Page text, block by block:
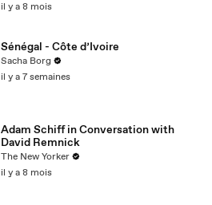
il y a 8 mois
Sénégal - Côte d’Ivoire
Sacha Borg
il y a 7 semaines
Adam Schiff in Conversation with
David Remnick
The New Yorker
il y a 8 mois